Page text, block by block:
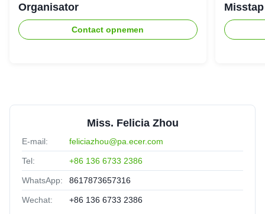
Organisator
Contact opnemen
Miss. Felicia Zhou
E-mail: feliciazhou@pa.ecer.com
Tel: +86 136 6733 2386
WhatsApp: 8617873657316
Wechat: +86 136 6733 2386